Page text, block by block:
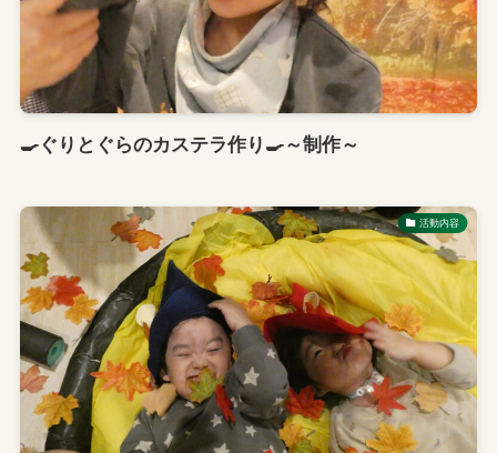
🍳ぐりとぐらのカステラ作り🍳～制作～
活動内容